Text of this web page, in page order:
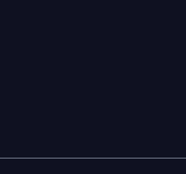
son chœur, placés